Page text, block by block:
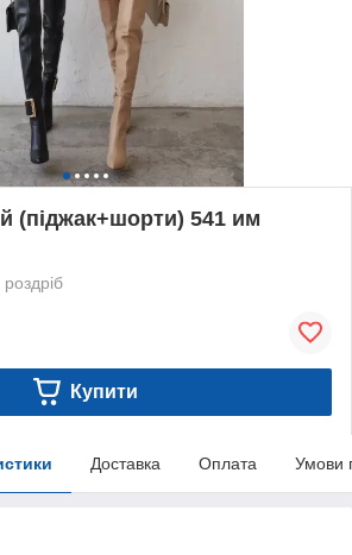
(піджак+шорти) 541 им
роздріб
Купити
Доставка Оплата Умови